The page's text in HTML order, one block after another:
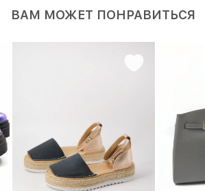
ВАМ МОЖЕТ ПОНРАВИТЬСЯ